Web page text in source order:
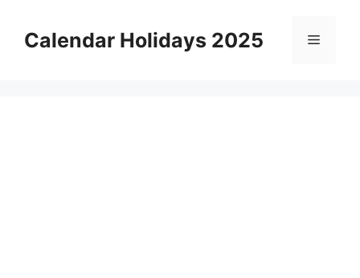
contentCalendar Holidays 2025 Menu